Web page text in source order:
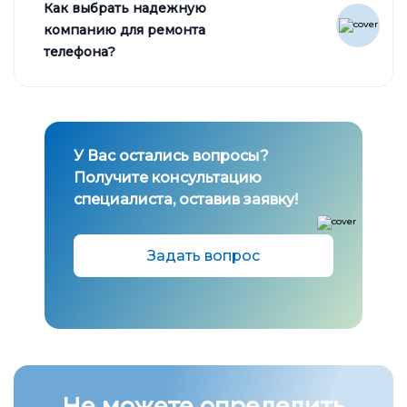
Как выбрать надежную
компанию для ремонта
телефона?
У Вас остались вопросы?
Получите консультацию
специалиста, оставив заявку!
Задать вопрос